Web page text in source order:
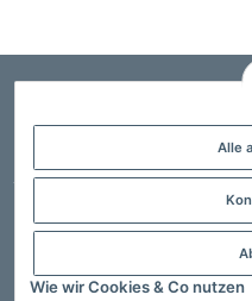
Alle
Wie wir Cookies & Co nutzen
Der Profi für Edelstahlschornsteine,
jeglicher Art. Kostenlose Fachberatung,
info@heimwerkerheld.de